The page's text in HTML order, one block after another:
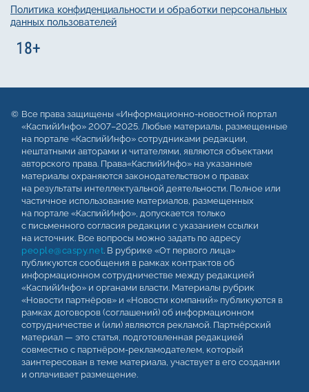
Политика конфиденциальности и обработки персональных
данных пользователей
Все права защищены «Информационно-новостной портал
«КаспийИнфо» 2007–2025. Любые материалы, размещенные
на портале «КаспийИнфо» сотрудниками редакции,
нештатными авторами и читателями, являются объектами
авторского права. Права«КаспийИнфо» на указанные
материалы охраняются законодательством о правах
на результаты интеллектуальной деятельности. Полное или
частичное использование материалов, размещенных
на портале «КаспийИнфо», допускается только
с письменного согласия редакции с указанием ссылки
на источник. Все вопросы можно задать по адресу
people@caspy.net. В рубрике «От первого лица»
публикуются сообщения в рамках контрактов об
информационном сотрудничестве между редакцией
«КаспийИнфо» и органами власти. Материалы рубрик
«Новости партнёров» и «Новости компаний» публикуются в
рамках договоров (соглашений) об информационном
сотрудничестве и (или) являются рекламой. Партнёрский
материал — это статья, подготовленная редакцией
совместно с партнёром-рекламодателем, который
заинтересован в теме материала, участвует в его создании
и оплачивает размещение.